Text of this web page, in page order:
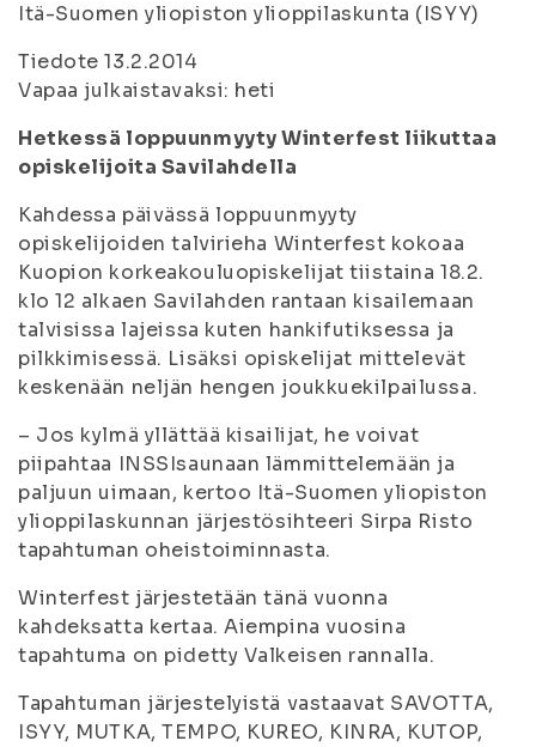
Itä-Suomen yliopiston ylioppilaskunta (ISYY)
Tiedote 13.2.2014
Vapaa julkaistavaksi: heti
Hetkessä loppuunmyyty Winterfest liikuttaa
opiskelijoita Savilahdella
Kahdessa päivässä loppuunmyyty
opiskelijoiden talvirieha Winterfest kokoaa
Kuopion korkeakouluopiskelijat tiistaina 18.2.
klo 12 alkaen Savilahden rantaan kisailemaan
talvisissa lajeissa kuten hankifutiksessa ja
pilkkimisessä. Lisäksi opiskelijat mittelevät
keskenään neljän hengen joukkuekilpailussa.
– Jos kylmä yllättää kisailijat, he voivat
piipahtaa INSSIsaunaan lämmittelemään ja
paljuun uimaan, kertoo Itä-Suomen yliopiston
ylioppilaskunnan järjestösihteeri Sirpa Risto
tapahtuman oheistoiminnasta.
Winterfest järjestetään tänä vuonna
kahdeksatta kertaa. Aiempina vuosina
tapahtuma on pidetty Valkeisen rannalla.
Tapahtuman järjestelyistä vastaavat SAVOTTA,
ISYY, MUTKA, TEMPO, KUREO, KINRA, KUTOP,